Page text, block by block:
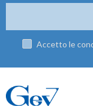
Accetto le